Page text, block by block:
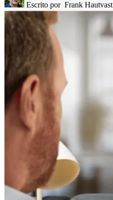
Escrito por Frank Hautvast